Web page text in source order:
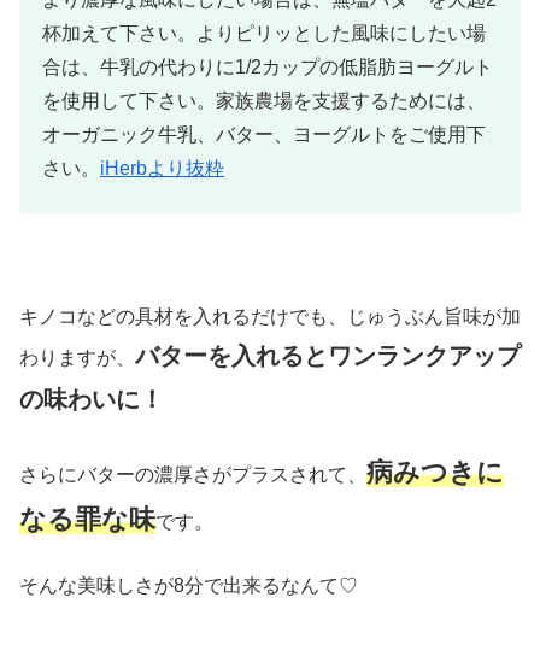
杯加えて下さい。よりピリッとした風味にしたい場
合は、牛乳の代わりに1/2カップの低脂肪ヨーグルト
を使用して下さい。家族農場を支援するためには、
オーガニック牛乳、バター、ヨーグルトをご使用下
さい。 iHerbより抜粋
キノコなどの具材を入れるだけでも、じゅうぶん旨味が加
わりますが、バターを入れるとワンランクアップ
の味わいに！
さらにバターの濃厚さがプラスされて、 病みつきに
なる罪な味です。
そんな美味しさが8分で出来るなんて♡